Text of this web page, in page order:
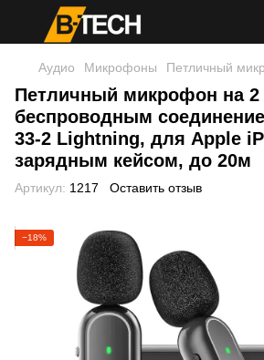
Аудио Микрофоны Петличный
Петличный микрофон на 2
беспроводным
33-2 Lightning, для Apple
зарядным кейсом, до 20м
Артикул: 1217 Оставить отзыв
−18%